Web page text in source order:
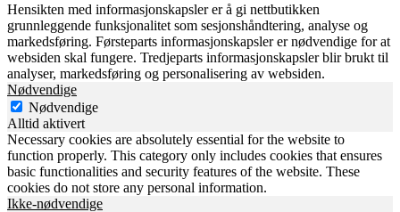
Hensikten med informasjonskapsler er å gi nettbutikken
grunnleggende funksjonalitet som sesjonshåndtering, analyse og
markedsføring. Førsteparts informasjonskapsler er nødvendige for at
websiden skal fungere. Tredjeparts informasjonskapsler blir brukt til
analyser, markedsføring og personalisering av websiden.
Nødvendige
Nødvendige
Alltid aktivert
Necessary cookies are absolutely essential for the website to
function properly. This category only includes cookies that ensures
basic functionalities and security features of the website. These
cookies do not store any personal information.
Ikke-nødvendige